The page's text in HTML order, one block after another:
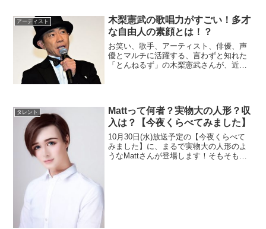
アーティスト
木梨憲武の歌唱力がすごい！多才
な自由人の素顔とは！？
お笑い、歌手、アーティスト、俳優、声
優とマルチに活躍する、言わずと知れた
「とんねるず」の木梨憲武さんが、近ご
き放たれたように躍動して...
タレント
Mattって何者？実物大の人形？収
入は？【今夜くらべてみました】
10月30日(水)放送予定の【今夜くらべて
みました】に、まるで実物大の人形のよ
うなMattさんが登場します！そもそも